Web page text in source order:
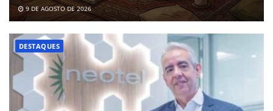
9 DE AGOSTO DE 2026
DESTAQUES